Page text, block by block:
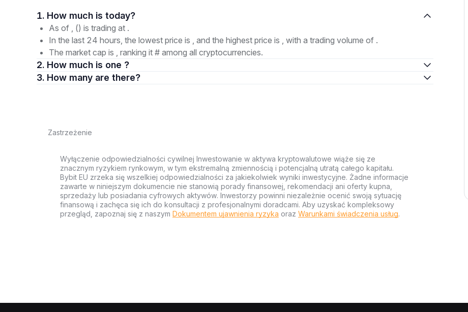
1. How much is today?
As of , () is trading at .
In the last 24 hours, the lowest price is , and the highest price is , with a trading volume of .
The market cap is , ranking it # among all cryptocurrencies.
2. How much is one ?
3. How many are there?
Zastrzeżenie
Wyłączenie odpowiedzialności cywilnej Inwestowanie w aktywa kryptowalutowe wiąże się ze
znacznym ryzykiem rynkowym, w tym ekstremalną zmiennością i potencjalną utratą całego kapitału.
Bybit EU zrzeka się wszelkiej odpowiedzialności za jakiekolwiek wyniki inwestycyjne. Żadne informacje
zawarte w niniejszym dokumencie nie stanowią porady finansowej, rekomendacji ani oferty kupna,
sprzedaży lub posiadania cyfrowych aktywów. Inwestorzy powinni niezależnie ocenić swoją sytuację
finansową i zachęca się ich do konsultacji z profesjonalnymi doradcami. Aby uzyskać kompleksowy
przegląd, zapoznaj się z naszym Dokumentem ujawnienia ryzyka oraz Warunkami świadczenia usług.